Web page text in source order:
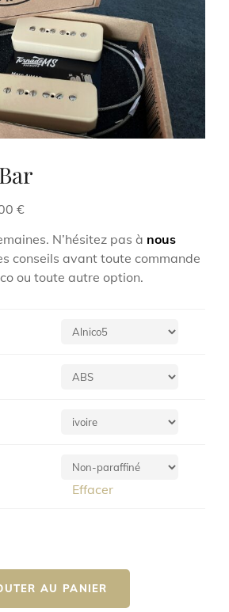
€Plage
prix :
249.00 €
à
N’hésitez pas à nous
conseils avant toute commande
ou toute autre option.
Effacer
AU PANIER